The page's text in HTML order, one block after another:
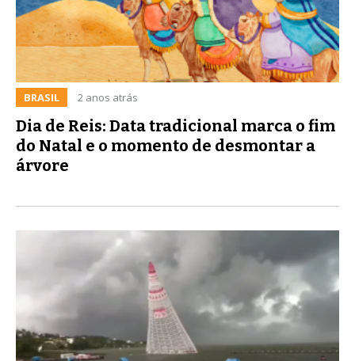
BRASIL 2 anos atrás
Dia de Reis: Data tradicional marca o fim
do Natal e o momento de desmontar a
árvore